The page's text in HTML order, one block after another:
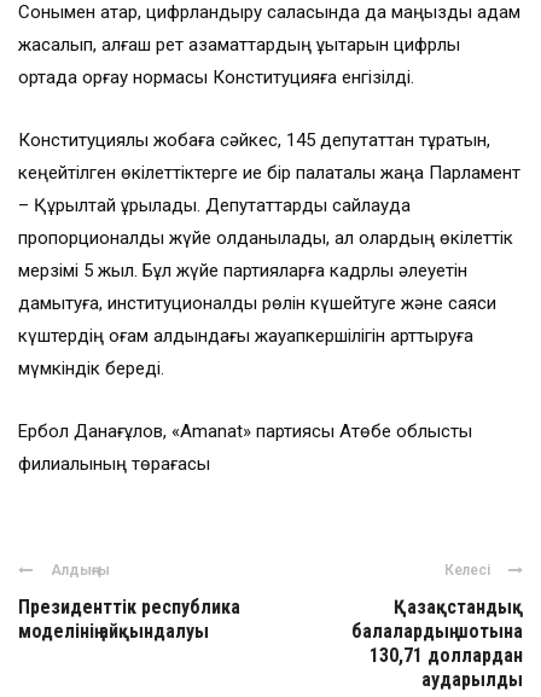
Сонымен қатар, цифрландыру саласында да маңызды қадам
жасалып, алғаш рет азаматтардың құқықтарын цифрлық
ортада қорғау нормасы Конституцияға енгізілді.
Конституциялық жобаға сәйкес, 145 депутаттан тұратын,
кеңейтілген өкілеттіктерге ие бір палаталы жаңа Парламент
– Құрылтай құрылады. Депутаттарды сайлауда
пропорционалды жүйе қолданылады, ал олардың өкілеттік
мерзімі 5 жыл. Бұл жүйе партияларға кадрлық әлеуетін
дамытуға, институционалдық рөлін күшейтуге және саяси
күштердің қоғам алдындағы жауапкершілігін арттыруға
мүмкіндік береді.
Ербол Данағұлов, «Amanat» партиясы Ақтөбе облыстық
филиалының төрағасы
Алдыңғы
Президенттік республика
моделінің айқындалуы
Келесі
Қазақстандық
балалардың шотына
130,71 доллардан
аударылды